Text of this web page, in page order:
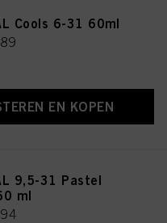
Cools 6-31 60ml
EN KOPEN
9,5-31 Pastel
ml